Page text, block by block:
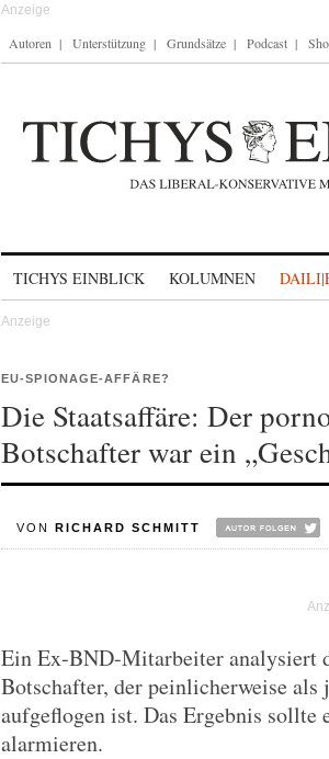
Autoren Unterstützung Grundsätze Podcast
TICHYS EINBLICK KOLUMNEN
EU-SPIONAGE-AFFÄRE?
Die Staatsaffäre: Der
Botschafter war ein
VON RICHARD SCHMITT
Ein Ex-BND-Mitarbeiter analysiert
Botschafter, der peinlicherweise
aufgeflogen ist. Das Ergebnis sollte
alarmieren.